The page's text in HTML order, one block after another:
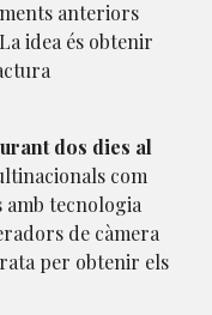
anteriors
idea és obtenir
dos dies al
com
amb tecnologia
de càmera
per obtenir els